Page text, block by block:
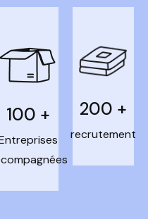
100 + 200 +
recrutement